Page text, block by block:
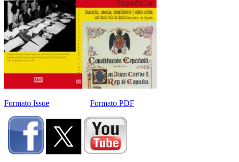
Formato Issue Formato PDF